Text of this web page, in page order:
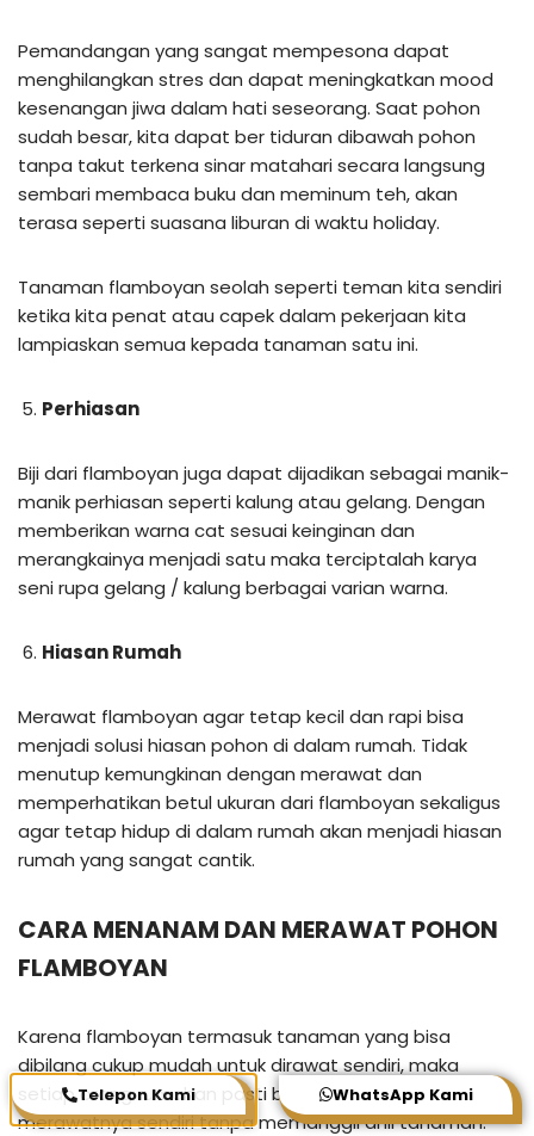
Pemandangan yang sangat mempesona dapat
menghilangkan stres dan dapat meningkatkan mood
kesenangan jiwa dalam hati seseorang. Saat pohon
sudah besar, kita dapat ber tiduran dibawah pohon
tanpa takut terkena sinar matahari secara langsung
sembari membaca buku dan meminum teh, akan
terasa seperti suasana liburan di waktu holiday.
Tanaman flamboyan seolah seperti teman kita sendiri
ketika kita penat atau capek dalam pekerjaan kita
lampiaskan semua kepada tanaman satu ini.
Perhiasan
Biji dari flamboyan juga dapat dijadikan sebagai manik-
manik perhiasan seperti kalung atau gelang. Dengan
memberikan warna cat sesuai keinginan dan
merangkainya menjadi satu maka terciptalah karya
seni rupa gelang / kalung berbagai varian warna.
Hiasan Rumah
Merawat flamboyan agar tetap kecil dan rapi bisa
menjadi solusi hiasan pohon di dalam rumah. Tidak
menutup kemungkinan dengan merawat dan
memperhatikan betul ukuran dari flamboyan sekaligus
agar tetap hidup di dalam rumah akan menjadi hiasan
rumah yang sangat cantik.
CARA MENANAM DAN MERAWAT POHON
FLAMBOYAN
Karena flamboyan termasuk tanaman yang bisa
dibilang cukup mudah untuk dirawat sendiri, maka
setiap orang rumahan pasti bisa menanam dan
merawatnya sendiri tanpa memanggil ahli tanaman.
Telepon Kami WhatsApp Kami